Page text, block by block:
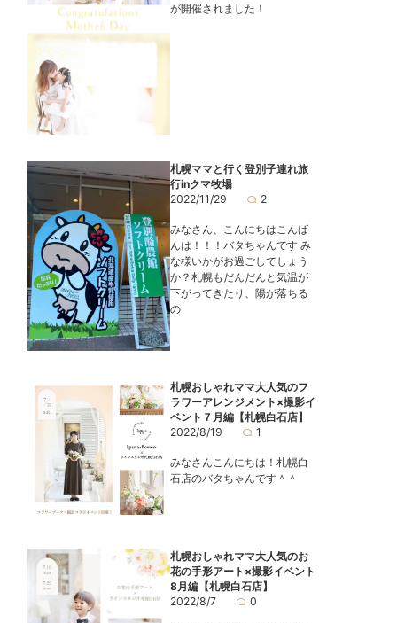
が開催されました！
札幌ママと行く登別子連れ旅
行inクマ牧場
2022/11/29
2
みなさん、こんにちはこんば
んは！！！バタちゃんです み
な様いかがお過ごしでしょう
か？札幌もだんだんと気温が
下がってきたり、陽が落ちる
の
札幌おしゃれママ大人気のフ
ラワーアレンジメント×撮影イ
ベント７月編【札幌白石店】
2022/8/19
1
みなさんこんにちは！札幌白
石店のバタちゃんです＾＾
札幌おしゃれママ大人気のお
花の手形アート×撮影イベント
8月編【札幌白石店】
2022/8/7
0